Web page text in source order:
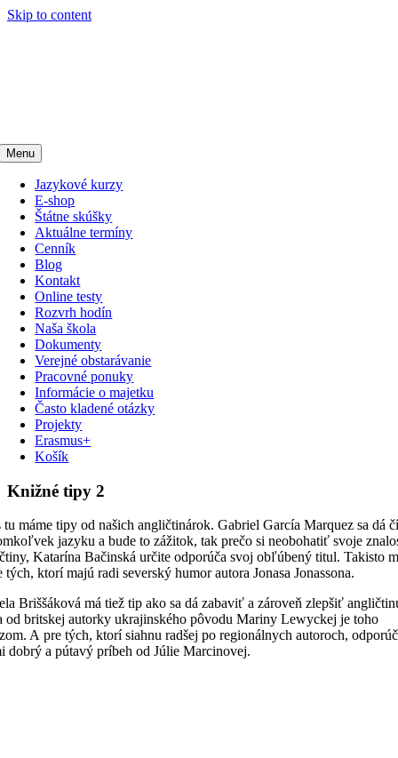
Skip to content
Menu
Jazykové kurzy
E-shop
Štátne skúšky
Aktuálne termíny
Cenník
Blog
Kontakt
Online testy
Rozvrh hodín
Naša škola
Dokumenty
Verejné obstarávanie
Pracovné ponuky
Informácie o majetku
Často kladené otázky
Projekty
Erasmus+
Košík
Knižné tipy 2
tu máme tipy od našich angličtinárok. Gabriel García Marquez sa dá
jazyku a bude to zážitok, tak prečo si neobohatiť svoje
Katarína Bačinská určite odporúča svoj obľúbený titul. Takisto
tých, ktorí majú radi severský humor autora Jonasa Jonassona.
Briššáková má tiež tip ako sa dá zabaviť a zároveň zlepšiť
od britskej autorky ukrajinského pôvodu Mariny Lewyckej je toho
A pre tých, ktorí siahnu radšej po regionálnych autoroch,
dobrý a pútavý príbeh od Júlie Marcinovej.